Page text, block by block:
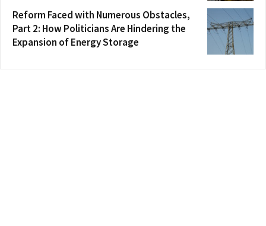
Reform Faced with Numerous Obstacles,
Part 2: How Politicians Are Hindering the
Expansion of Energy Storage